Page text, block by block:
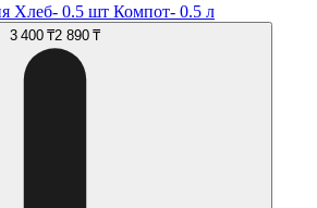
Хлеб- 0.5 шт Компот- 0.5 л
3 400 ₸2 890 ₸